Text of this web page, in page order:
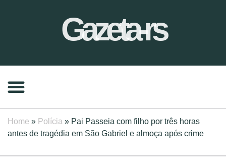
Gazeta-rs
Home » Polícia » Pai Passeia com filho por três horas
antes de tragédia em São Gabriel e almoça após crime